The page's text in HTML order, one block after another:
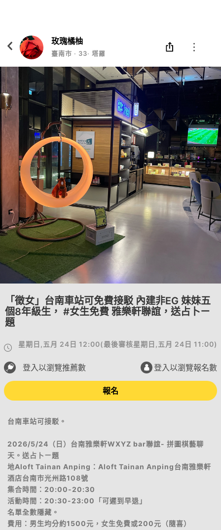
玫瑰橘柚
臺南市 ‧ 33‧ 塔羅/法文翻譯/平面設計
「徵女」台南車站可免費接駁 內建非EG 妹妹五
個8年級生， #女生免費 雅樂軒聯誼，送占卜ㄧ
題
星期日,五月 24日 12:00(最後審核星期日,五月 24日 11:00)
登入以瀏覽推薦數 登入以瀏覽報名數
報名
台南車站可接駁。
2026/5/24（日）台南雅樂軒WXYZ bar聯誼- 拼圖棋藝聊
天。送占卜ㄧ題
地Aloft Tainan Anping：Aloft Tainan Anping台南雅樂軒
酒店台南市光州路108號
集合時間：20:00-20:30
活動時間：20:30-23:00「可遲到早退」
名單全數隱藏。
費用：男生均分約1500元，女生免費或200元（隨喜）